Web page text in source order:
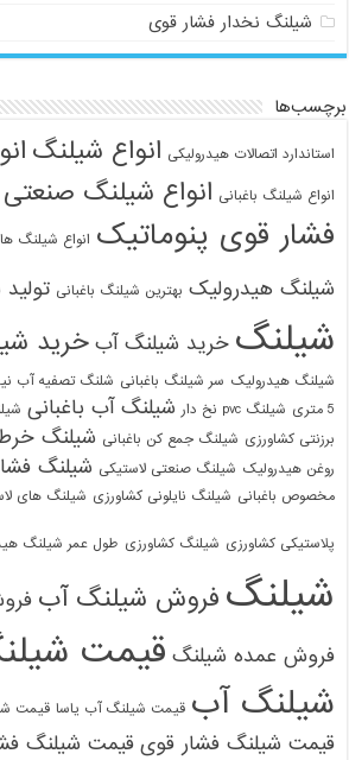
شیلنگ نخدار فشار قوی
برچسب‌ها
استاندارد اتصالات هیدرولیکی انواع شیلنگ
انواع شیلنگ باغبانی انواع شیلنگ صنعتی
فشار قوی پنوماتیک انواع شیلنگ
شیلنگ هیدرولیک بهترین شیلنگ باغبانی
شیلنگ خرید شیلنگ آب خرید
شیلنگ هیدرولیک سر شیلنگ باغبانی شلنگ تصفیه آب
5 متری
شیلنگ pvc نخ دار شیلنگ آب باغبانی
برزنتی کشاورزی شیلنگ جمع کن باغبانی شیلنگ
روغن هیدرولیک شیلنگ صنعتی لاستیکی شیلنگ
مخصوص باغبانی شیلنگ نایلونی کشاورزی شیلنگ های
پلاستیکی کشاورزی شیلنگ کشاورزی طول عمر شیلنگ
شیلنگ فروش شیلنگ آب
فروش عمده شیلنگ قیمت
شیلنگ آب قیمت شیلنگ آب یاسا قیمت
قیمت شیلنگ فشار قوی قیمت شیلنگ